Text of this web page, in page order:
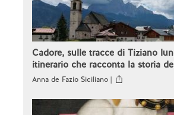
Cadore, sulle tracce di Tiziano
itinerario che racconta la storia
Anna de Fazio Siciliano |